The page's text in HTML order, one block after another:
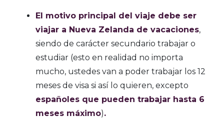
El motivo principal del viaje debe ser
viajar a Nueva Zelanda de vacaciones,
siendo de carácter secundario trabajar o
estudiar (esto en realidad no importa
mucho, ustedes van a poder trabajar los 12
meses de visa si así lo quieren, excepto
españoles que pueden trabajar hasta 6
meses máximo).